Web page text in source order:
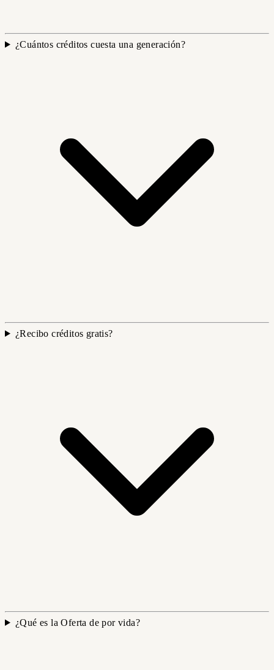
¿Cuántos créditos cuesta una generación?
¿Recibo créditos gratis?
¿Qué es la Oferta de por vida?